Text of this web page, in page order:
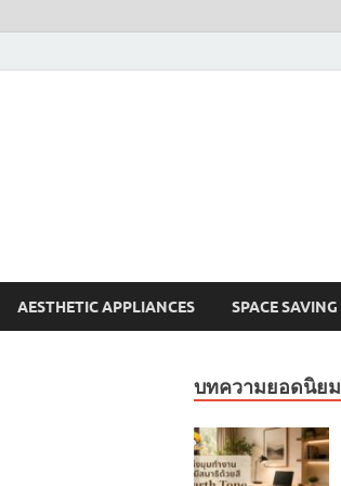
AESTHETIC APPLIANCES SPACE SAVING
บทความยอดนิยม